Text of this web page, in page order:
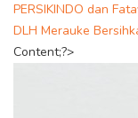
PERSIKINDO dan
DLH Merauke
Content;?>